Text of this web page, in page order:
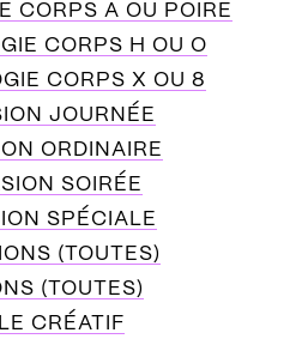
CORPS A OU POIRE
CORPS H OU O
CORPS X OU 8
JOURNÉE
ORDINAIRE
SOIRÉE
SPÉCIALE
(TOUTES)
(TOUTES)
CRÉATIF